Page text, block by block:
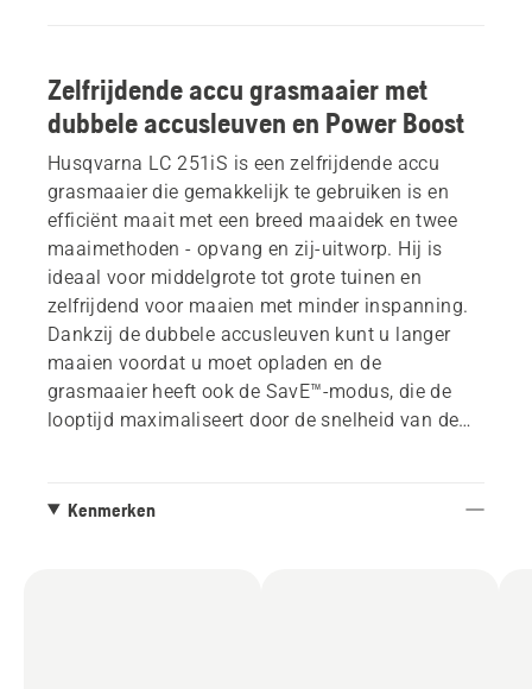
Zelfrijdende accu grasmaaier met
dubbele accusleuven en Power Boost
Husqvarna LC 251iS is een zelfrijdende accu
grasmaaier die gemakkelijk te gebruiken is en
efficiënt maait met een breed maaidek en twee
maaimethoden - opvang en zij-uitworp. Hij is
ideaal voor middelgrote tot grote tuinen en
zelfrijdend voor maaien met minder inspanning.
Dankzij de dubbele accusleuven kunt u langer
maaien voordat u moet opladen en de
grasmaaier heeft ook de SavE™-modus, die de
looptijd maximaliseert door de snelheid van de
omstandigheden verhoogt de Power Boost-
Kenmerken